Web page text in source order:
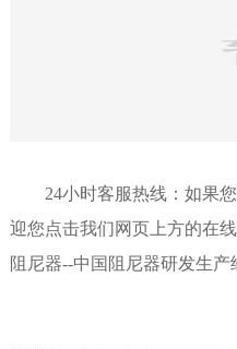
24小时客服热线：如果您
迎您点击我们网页上方的在
阻尼器--中国阻尼器研发生产